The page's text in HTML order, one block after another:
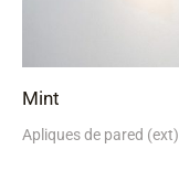
Mint
Apliques de pared (ext)